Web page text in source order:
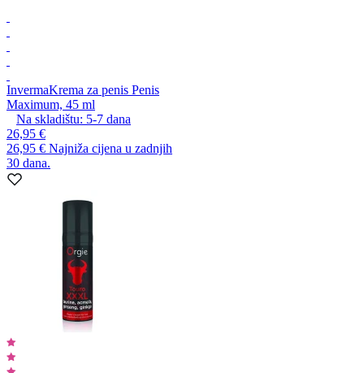
InvermaKrema za penis Penis
Maximum, 45 ml
Na skladištu: 5-7 dana
26,95 €
26,95 € Najniža cijena u zadnjih
30 dana.